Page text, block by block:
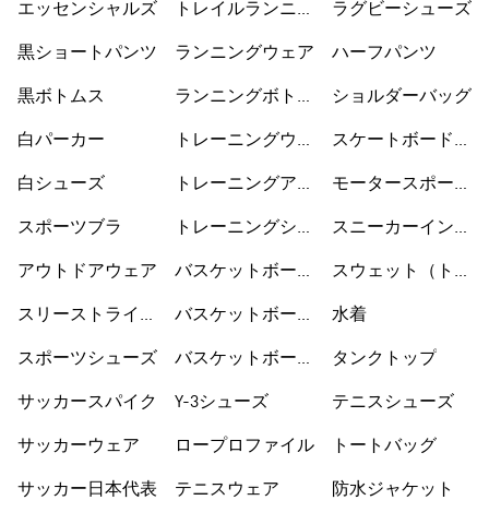
エッセンシャルズ
黒ショートパンツ
黒ボトムス
白パーカー
白シューズ
スポーツブラ
アウトドアウェア
スリーストライプ
スポーツシューズ
サッカースパイク
サッカーウェア
サッカー日本代表
トレイルランニン
ランニングウェア
ランニングボトム
トレーニングウェ
トレーニングアク
トレーニングシュ
バスケットボール
バスケットボール
バスケットボール
Y-3シューズ
ロープロファイル
テニスウェア
ラグビーシューズ
ハーフパンツ
ショルダーバッグ
スケートボードシ
モータースポーツ
スニーカーインソ
スウェット（トレ
水着
タンクトップ
テニスシューズ
トートバッグ
防水ジャケット